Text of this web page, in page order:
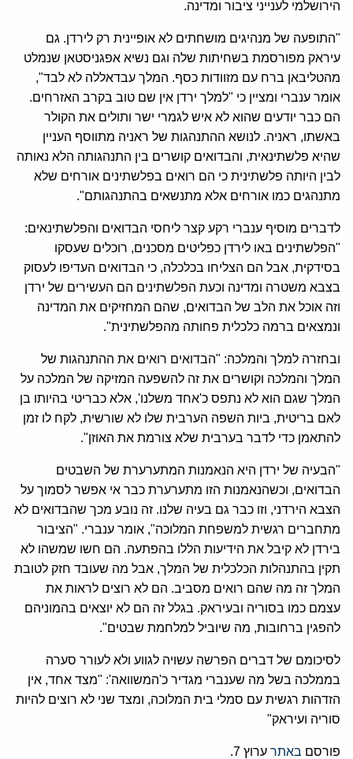
הירושלמי לענייני ציבור ומדינה.
"התופעה של מנהיגים מושחתים לא אופיינית רק לירדן. גם
עיראק מפורסמת בשחיתות שלה וגם נשיא אפגניסטאן שנמלט
מהטליבאן ברח עם מזוודות כסף. המלך עבדאללה לא לבד",
אומר ענברי ומציין כי "למלך ירדן אין שם טוב בקרב האזרחים.
הם כבר יודעים שהוא לא איש לגמרי ישר ותולים את הקולר
באשתו, ראניה. לנושא ההתנהגות של ראניה מתווסף העניין
שהיא פלשתינאית, והבדואים קושרים בין התנהגותה הלא נאותה
לבין היותה פלשתינית כי הם רואים בפלשתינים אורחים שלא
מתנהגים כמו אורחים אלא מתנשאים בהתנהגותם".
לדברים מוסיף ענברי רקע קצר ליחסי הבדואים והפלשתינאים:
"הפלשתינים באו לירדן כפליטים מסכנים, רוכלים שעסקו
בסידקית, אבל הם הצליחו בכלכלה, כי הבדואים העדיפו לעסוק
בצבא משטרה ומדינה וכעת הפלשתינים הם העשירים של ירדן
וזה אוכל את הלב של הבדואים, שהם המחזיקים את המדינה
ונמצאים ברמה כלכלית פחותה מהפלשתינית".
ובחזרה למלך והמלכה: "הבדואים רואים את ההתנהגות של
המלך והמלכה וקושרים את זה להשפעה המזיקה של המלכה על
המלך שגם הוא לא נתפס כ'אחד משלנו', אלא כבריטי בהיותו בן
לאם בריטית, ביות השפה הערבית שלו לא שורשית, לקח לו זמן
להתאמן כדי לדבר בערבית שלא צורמת את האוזן".
"הבעיה של ירדן היא הנאמנות המתערערת של השבטים
הבדואים, וכשהנאמנות הזו מתערערת כבר אי אפשר לסמוך על
הצבא הירדני, וזו כבר גם בעיה שלנו. זה נובע מכך שהבדואים לא
מתחברים רגשית למשפחת המלוכה", אומר ענברי. "הציבור
בירדן לא קיבל את הידיעות הללו בהפתעה. הם חשו שמשהו לא
תקין בהתנהלות הכלכלית של המלך, אבל מה שעובד חזק לטובת
המלך זה מה שהם רואים מסביב. הם לא רוצים לראות את
עצמם כמו בסוריה ובעיראק. בגלל זה הם לא יוצאים בהמוניהם
להפגין ברחובות, מה שיוביל למלחמת שבטים".
לסיכומם של דברים הפרשה עשויה לגווע ולא לעורר סערה
בממלכה בשל מה שענברי מגדיר כ'המשוואה': "מצד אחד, אין
הזדהות רגשית עם סמלי בית המלוכה, ומצד שני לא רוצים להיות
סוריה ועיראק"
פורסם באתר ערוץ 7.